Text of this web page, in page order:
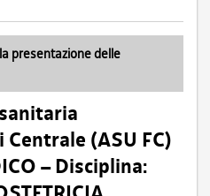
presentazione delle
(ASU FC)
– Disciplina: